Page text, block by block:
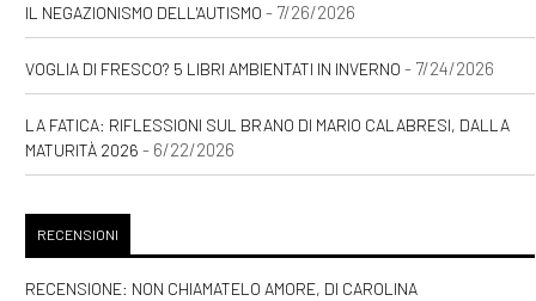
IL NEGAZIONISMO DELL'AUTISMO - 7/26/2026
VOGLIA DI FRESCO? 5 LIBRI AMBIENTATI IN INVERNO - 7/24/2026
LA FATICA: RIFLESSIONI SUL BRANO DI MARIO CALABRESI, DALLA
MATURITÀ 2026 - 6/22/2026
RECENSIONI
RECENSIONE: NON CHIAMATELO AMORE, DI CAROLINA